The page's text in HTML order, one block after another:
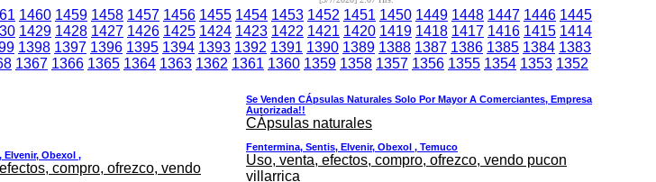
1460 1459 1458 1457 1456 1455 1454 1453 1452 1451 1450 1449 1448 1447 1446 1445
1429 1428 1427 1426 1425 1424 1423 1422 1421 1420 1419 1418 1417 1416 1415 1414
1398 1397 1396 1395 1394 1393 1392 1391 1390 1389 1388 1387 1386 1385 1384 1383
1367 1366 1365 1364 1363 1362 1361 1360 1359 1358 1357 1356 1355 1354 1353 1352
Se Venden CÁpsulas Naturales Solo Por Mayor A Comerciantes, Empresa
Autorizada!!
CÁpsulas naturales
Elvenir, Obexol ,
compro, ofrezco, vendo
Fentermina, Sentis, Elvenir, Obexol , Temuco
Uso, venta, efectos, compro, ofrezco, vendo pucon
villarrica